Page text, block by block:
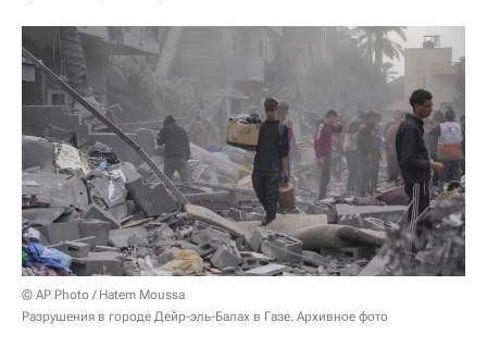
© AP Photo / Hatem Moussa
Разрушения в городе Дейр-эль-Балах в Газе. Архивное фото